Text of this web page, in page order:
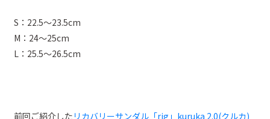
S：22.5〜23.5cm
M：24〜25cm
L：25.5〜26.5cm
前回ご紹介した リカバリーサンダル「rig」kuruka 2.0(クルカ)